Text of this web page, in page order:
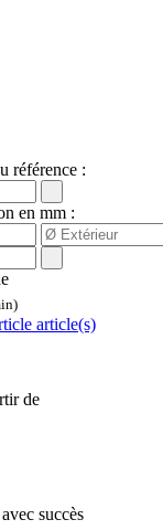
référence :
en mm :
article(s)
de
succès